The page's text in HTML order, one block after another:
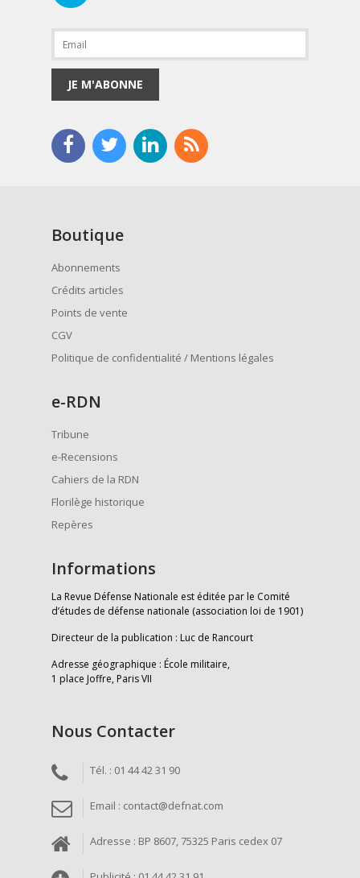
JE M'ABONNE
Boutique
Abonnements
Crédits articles
Points de vente
CGV
Politique de confidentialité / Mentions légales
e-RDN
Tribune
e-Recensions
Cahiers de la RDN
Florilège historique
Repères
Informations
La Revue Défense Nationale est éditée par le Comité
d’études de défense nationale (association loi de 1901)
Directeur de la publication : Luc de Rancourt
Adresse géographique : École militaire,
1 place Joffre, Paris VII
Nous Contacter
Tél. : 01 44 42 31 90
Email : contact@defnat.com
Adresse : BP 8607, 75325 Paris cedex 07